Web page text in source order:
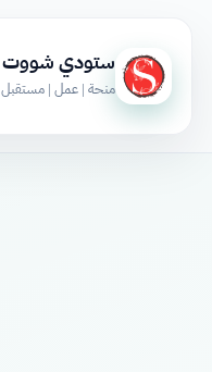
ستودي شووت
منحة | عمل | مستقبل